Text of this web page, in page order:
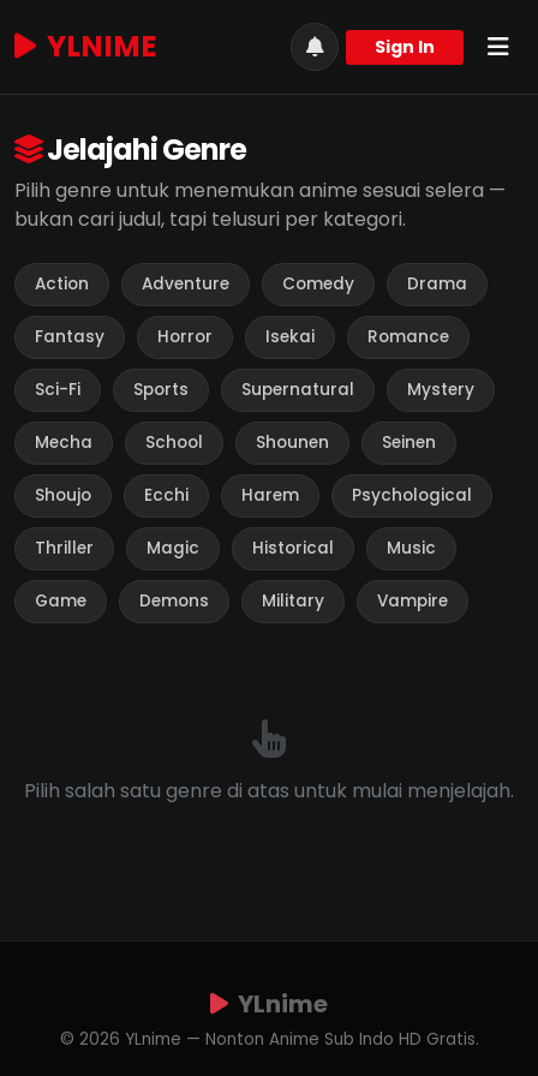
YLNIME Sign In
Jelajahi Genre
Pilih genre untuk menemukan anime sesuai selera —
bukan cari judul, tapi telusuri per kategori.
Action Adventure Comedy Drama
Fantasy Horror Isekai Romance
Sci-Fi Sports Supernatural Mystery
Mecha School Shounen Seinen
Shoujo Ecchi Harem Psychological
Thriller Magic Historical Music
Game Demons Military Vampire
Pilih salah satu genre di atas untuk mulai menjelajah.
YLnime
© 2026 YLnime — Nonton Anime Sub Indo HD Gratis.